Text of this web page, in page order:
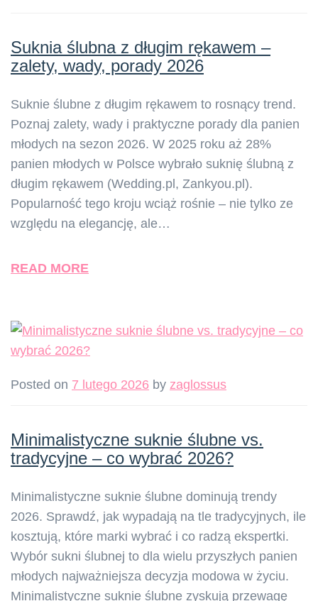
Suknia ślubna z długim rękawem –
zalety, wady, porady 2026
Suknie ślubne z długim rękawem to rosnący trend.
Poznaj zalety, wady i praktyczne porady dla panien
młodych na sezon 2026. W 2025 roku aż 28%
panien młodych w Polsce wybrało suknię ślubną z
długim rękawem (Wedding.pl, Zankyou.pl).
Popularność tego kroju wciąż rośnie – nie tylko ze
względu na elegancję, ale…
READ MORE
Posted on 7 lutego 2026 by zaglossus
Minimalistyczne suknie ślubne vs.
tradycyjne – co wybrać 2026?
Minimalistyczne suknie ślubne dominują trendy
2026. Sprawdź, jak wypadają na tle tradycyjnych, ile
kosztują, które marki wybrać i co radzą ekspertki.
Wybór sukni ślubnej to dla wielu przyszłych panien
młodych najważniejsza decyzja modowa w życiu.
Minimalistyczne suknie ślubne zyskują przewagę